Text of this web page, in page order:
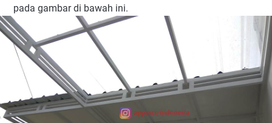
pada gambar di bawah ini.